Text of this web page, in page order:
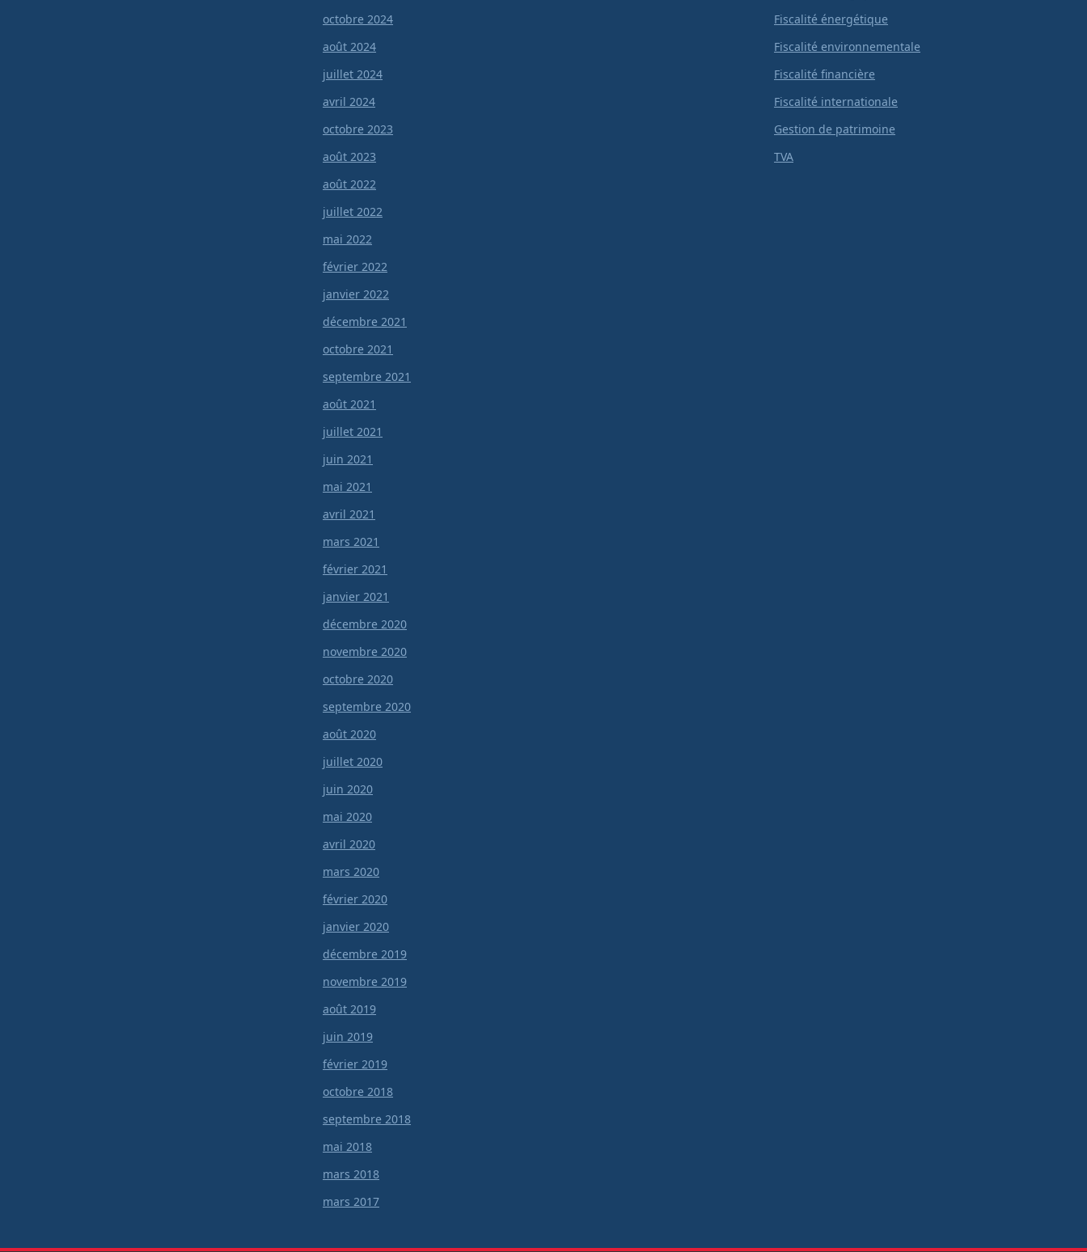
octobre 2024
août 2024
juillet 2024
avril 2024
octobre 2023
août 2023
août 2022
juillet 2022
mai 2022
février 2022
janvier 2022
décembre 2021
octobre 2021
septembre 2021
août 2021
juillet 2021
juin 2021
mai 2021
avril 2021
mars 2021
février 2021
janvier 2021
décembre 2020
novembre 2020
octobre 2020
septembre 2020
août 2020
juillet 2020
juin 2020
mai 2020
avril 2020
mars 2020
février 2020
janvier 2020
décembre 2019
novembre 2019
août 2019
juin 2019
février 2019
octobre 2018
septembre 2018
mai 2018
mars 2018
mars 2017
Fiscalité énergétique
Fiscalité environnementale
Fiscalité financière
Fiscalité internationale
Gestion de patrimoine
TVA